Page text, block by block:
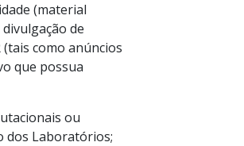
(material
de
como anúncios
que possua
ou
dos Laboratórios;